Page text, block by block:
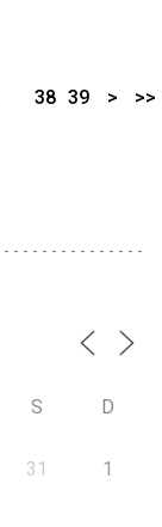
38 39 > >>
S D
31 1